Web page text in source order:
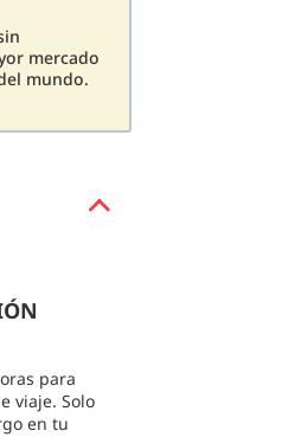
mercado
mundo.
para
viaje. Solo
en tu